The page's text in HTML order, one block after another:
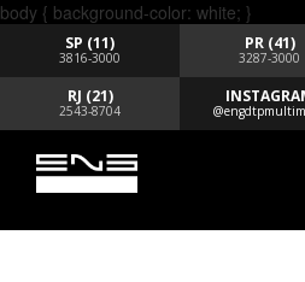
body { background-color: white; }
SP (11)
3816-3000
PR (41)
3287-3000
RJ (21)
2543-8704